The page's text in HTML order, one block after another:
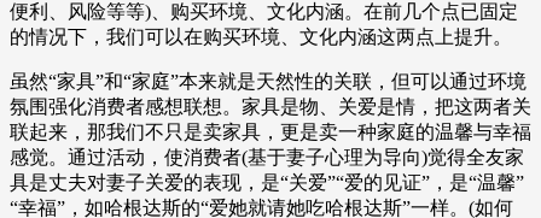
便利、风险等等)、购买环境、文化内涵。在前几个点已固定
的情况下，我们可以在购买环境、文化内涵这两点上提升。
虽然“家具”和“家庭”本来就是天然性的关联，但可以通过环境
氛围强化消费者感想联想。家具是物、关爱是情，把这两者关
联起来，那我们不只是卖家具，更是卖一种家庭的温馨与幸福
感觉。通过活动，使消费者(基于妻子心理为导向)觉得全友家
具是丈夫对妻子关爱的表现，是“关爱”“爱的见证”，是“温馨”
“幸福”，如哈根达斯的“爱她就请她吃哈根达斯”一样。(如何